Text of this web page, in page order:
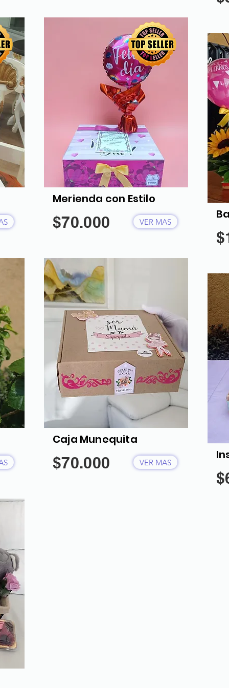
Merienda con Estilo
$70.000 VER MAS
Caja Munequita
$70.000 VER MAS